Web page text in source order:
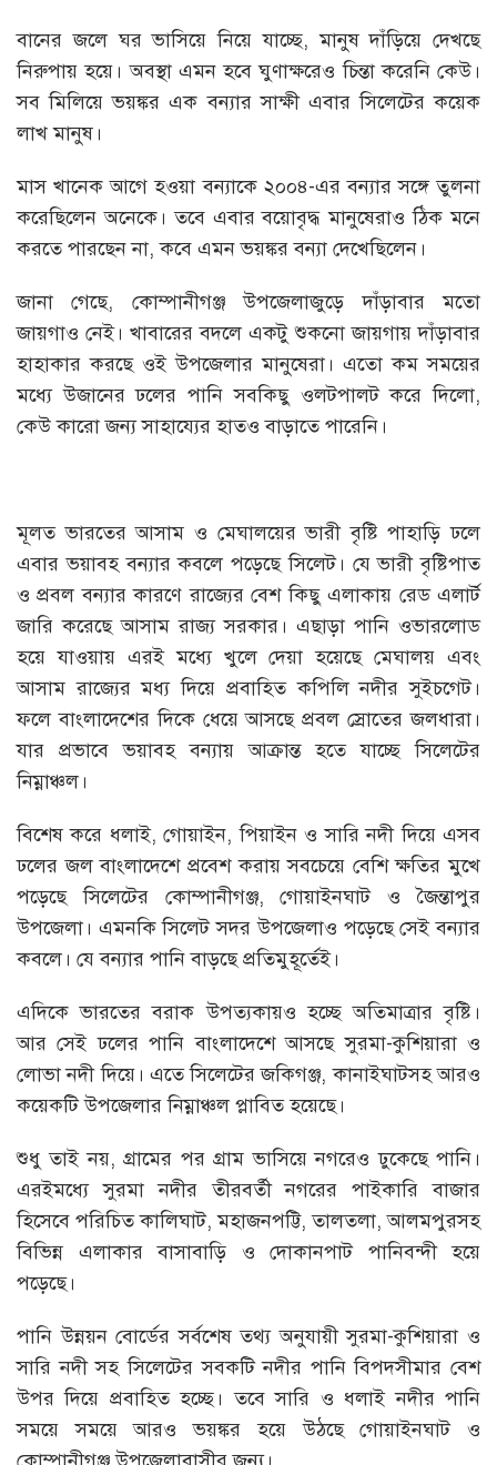
বানের জলে ঘর ভাসিয়ে নিয়ে যাচ্ছে, মানুষ দাঁড়িয়ে দেখছে
নিরুপায় হয়ে। অবস্থা এমন হবে ঘুণাক্ষরেও চিন্তা করেনি কেউ।
সব মিলিয়ে ভয়ঙ্কর এক বন্যার সাক্ষী এবার সিলেটের কয়েক
লাখ মানুষ।
মাস খানেক আগে হওয়া বন্যাকে ২০০৪-এর বন্যার সঙ্গে তুলনা
করেছিলেন অনেকে। তবে এবার বয়োবৃদ্ধ মানুষেরাও ঠিক মনে
করতে পারছেন না, কবে এমন ভয়ঙ্কর বন্যা দেখেছিলেন।
জানা গেছে, কোম্পানীগঞ্জ উপজেলাজুড়ে দাঁড়াবার মতো
জায়গাও নেই। খাবারের বদলে একটু শুকনো জায়গায় দাঁড়াবার
হাহাকার করছে ওই উপজেলার মানুষেরা। এতো কম সময়ের
মধ্যে উজানের ঢলের পানি সবকিছু ওলটপালট করে দিলো,
কেউ কারো জন্য সাহায্যের হাতও বাড়াতে পারেনি।
মূলত ভারতের আসাম ও মেঘালয়ের ভারী বৃষ্টি পাহাড়ি ঢলে
এবার ভয়াবহ বন্যার কবলে পড়েছে সিলেট। যে ভারী বৃষ্টিপাত
ও প্রবল বন্যার কারণে রাজ্যের বেশ কিছু এলাকায় রেড এলার্ট
জারি করেছে আসাম রাজ্য সরকার। এছাড়া পানি ওভারলোড
হয়ে যাওয়ায় এরই মধ্যে খুলে দেয়া হয়েছে মেঘালয় এবং
আসাম রাজ্যের মধ্য দিয়ে প্রবাহিত কপিলি নদীর সুইচগেট।
ফলে বাংলাদেশের দিকে ধেয়ে আসছে প্রবল স্রোতের জলধারা।
যার প্রভাবে ভয়াবহ বন্যায় আক্রান্ত হতে যাচ্ছে সিলেটের
নিম্নাঞ্চল।
বিশেষ করে ধলাই, গোয়াইন, পিয়াইন ও সারি নদী দিয়ে এসব
ঢলের জল বাংলাদেশে প্রবেশ করায় সবচেয়ে বেশি ক্ষতির মুখে
পড়েছে সিলেটের কোম্পানীগঞ্জ, গোয়াইনঘাট ও জৈন্তাপুর
উপজেলা। এমনকি সিলেট সদর উপজেলাও পড়েছে সেই বন্যার
কবলে। যে বন্যার পানি বাড়ছে প্রতিমুহূর্তেই।
এদিকে ভারতের বরাক উপত্যকায়ও হচ্ছে অতিমাত্রার বৃষ্টি।
আর সেই ঢলের পানি বাংলাদেশে আসছে সুরমা-কুশিয়ারা ও
লোভা নদী দিয়ে। এতে সিলেটের জকিগঞ্জ, কানাইঘাটসহ আরও
কয়েকটি উপজেলার নিম্নাঞ্চল প্লাবিত হয়েছে।
শুধু তাই নয়, গ্রামের পর গ্রাম ভাসিয়ে নগরেও ঢুকেছে পানি।
এরইমধ্যে সুরমা নদীর তীরবর্তী নগরের পাইকারি বাজার
হিসেবে পরিচিত কালিঘাট, মহাজনপট্টি, তালতলা, আলমপুরসহ
বিভিন্ন এলাকার বাসাবাড়ি ও দোকানপাট পানিবন্দী হয়ে
পড়েছে।
পানি উন্নয়ন বোর্ডের সর্বশেষ তথ্য অনুযায়ী সুরমা-কুশিয়ারা ও
সারি নদী সহ সিলেটের সবকটি নদীর পানি বিপদসীমার বেশ
উপর দিয়ে প্রবাহিত হচ্ছে। তবে সারি ও ধলাই নদীর পানি
সময়ে সময়ে আরও ভয়ঙ্কর হয়ে উঠছে গোয়াইনঘাট ও